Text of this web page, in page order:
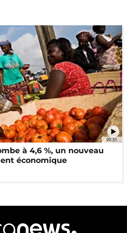
00:51
à 4,6 %, un nouveau
économique